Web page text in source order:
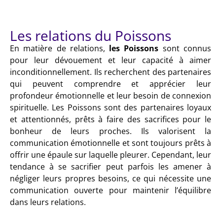
Les relations du Poissons
En matière de relations, les Poissons sont connus
pour leur dévouement et leur capacité à aimer
inconditionnellement. Ils recherchent des partenaires
qui peuvent comprendre et apprécier leur
profondeur émotionnelle et leur besoin de connexion
spirituelle. Les Poissons sont des partenaires loyaux
et attentionnés, prêts à faire des sacrifices pour le
bonheur de leurs proches. Ils valorisent la
communication émotionnelle et sont toujours prêts à
offrir une épaule sur laquelle pleurer. Cependant, leur
tendance à se sacrifier peut parfois les amener à
négliger leurs propres besoins, ce qui nécessite une
communication ouverte pour maintenir l’équilibre
dans leurs relations.